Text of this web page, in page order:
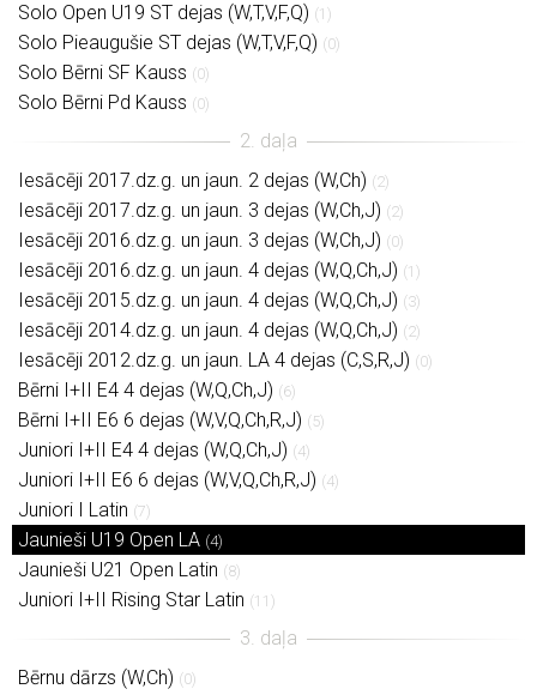
Solo Open U19 ST dejas (W,T,V,F,Q) (1)
Solo Pieaugušie ST dejas (W,T,V,F,Q) (0)
Solo Bērni SF Kauss (0)
Solo Bērni Pd Kauss (0)
Iesācēji 2017.dz.g. un jaun. 2 dejas (W,Ch) (2)
Iesācēji 2017.dz.g. un jaun. 3 dejas (W,Ch,J) (2)
Iesācēji 2016.dz.g. un jaun. 3 dejas (W,Ch,J) (0)
Iesācēji 2016.dz.g. un jaun. 4 dejas (W,Q,Ch,J) (1)
Iesācēji 2015.dz.g. un jaun. 4 dejas (W,Q,Ch,J) (3)
Iesācēji 2014.dz.g. un jaun. 4 dejas (W,Q,Ch,J) (2)
Iesācēji 2012.dz.g. un jaun. LA 4 dejas (C,S,R,J) (0)
Bērni I+II E4 4 dejas (W,Q,Ch,J) (6)
Bērni I+II E6 6 dejas (W,V,Q,Ch,R,J) (5)
Juniori I+II E4 4 dejas (W,Q,Ch,J) (4)
Juniori I+II E6 6 dejas (W,V,Q,Ch,R,J) (4)
Juniori I Latin (7)
Jaunieši U19 Open LA (4)
Jaunieši U21 Open Latin (8)
Juniori I+II Rising Star Latin (11)
Bērnu dārzs (W,Ch) (0)